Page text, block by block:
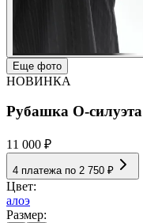
Еще фото
НОВИНКА
Рубашка О-силуэта
11 000 ₽
4 платежа по 2 750 ₽
Цвет:
алоэ
Размер: